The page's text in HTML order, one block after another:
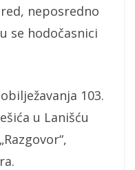
neposredno
se hodočasnici
103.
u Lanišću